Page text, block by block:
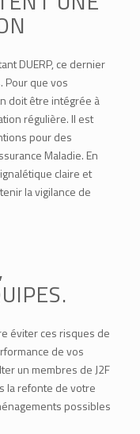
DUERP, ce dernier
Pour que vos
doit être intégrée à
régulière. Il est
pour des
Maladie. En
claire et
la vigilance de
éviter ces risques de
de vos
un membres de J2F
la refonte de votre
possibles